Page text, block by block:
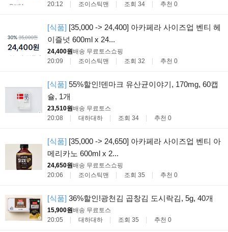
20:12
조이스틱맨 조회 34 추천 0
[식품] [35,000 -> 24,400] 아카페라 사이즈업 벤티 헤
이즐넛 600ml x 24...
24,400원배송 무료토스쇼핑
20:09
조이스틱맨 조회 32 추천 0
[식품] 55%할인!덴마크 유산균이야기, 170mg, 60캡
슐, 1개
23,510원배송 무료토스
20:08
대하대하 조회 34 추천 0
[식품] [35,000 -> 24,650] 아카페라 사이즈업 벤티 아
메리카노 600ml x 2...
24,650원배송 무료토스쇼핑
20:06
조이스틱맨 조회 35 추천 0
[식품] 36%할인!광천김 곱창김 도시락김, 5g, 40개
15,900원배송 무료토스
20:05
대하대하 조회 35 추천 0